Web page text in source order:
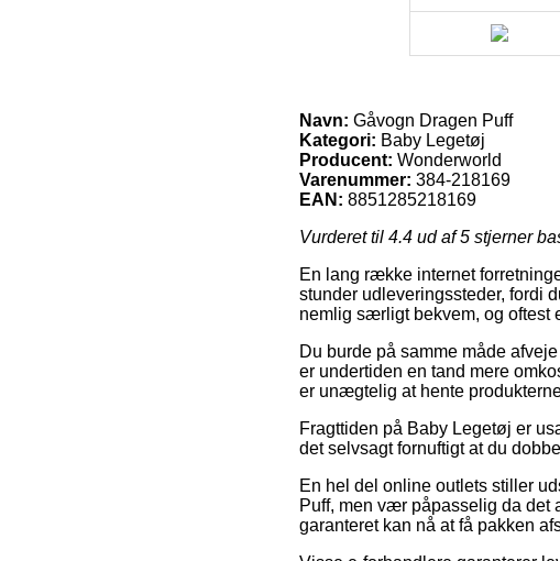
Navn: Gåvogn Dragen Puff
Kategori: Baby Legetøj
Producent: Wonderworld
Varenummer: 384-218169
EAN: 8851285218169
Vurderet til 4.4 ud af 5 stjerner
En lang række internet
stunder udleveringssteder, fordi
nemlig særligt bekvem, og oftest
Du burde på samme måde
er undertiden en tand mere
er unægtelig at hente
Fragttiden på Baby Legetøj er
det selvsagt fornuftigt at du
En hel del online outlets stiller
Puff, men vær påpasselig da det
garanteret kan nå at få pakken